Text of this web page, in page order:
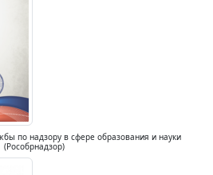
по надзору в сфере образования и науки
(Рособрнадзор)